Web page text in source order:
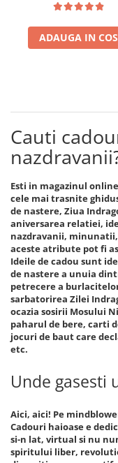
ADAUGA IN COS
Cauti
Esti in magazinul
cele mai trasnite
de nastere, Ziua
aniversarea relatiei,
nazdravanii,
aceste atribute pot fi
Ideile de cadou sunt
de nastere a unuia
petrecere a
sarbatorirea Zilei
ocazia sosirii Mosului
paharul de bere, carti
jocuri de baut care
etc.
Unde gasesti
Aici, aici! Pe
Cadouri haioase e
si-n lat, virtual si nu
spiritului liber,